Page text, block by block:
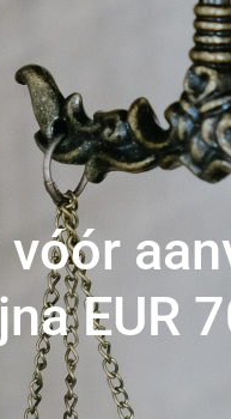
vóór
EUR